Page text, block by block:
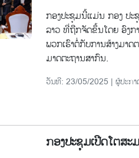
ກອງປະຊຸມນີ້ແມ່ນ ກອງ ປ
ລາວ ທີ່ຖືກຈັດຂຶ້ນໂດຍ ອົງກ
ພວກເຮົາຕໍ່ກັບການສ້າງມາ
ມາດຕະຖານສາກົນ.
ວັນທີ: 23/05/2025 | ຜູ້ປະກາ
ກອງປະຊຸມເປີດໂຕສ